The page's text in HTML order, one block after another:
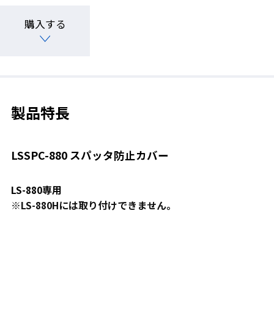
購入する
製品特長
LSSPC-880 スパッタ防止カバー
LS-880専用
※LS-880Hには取り付けできません。